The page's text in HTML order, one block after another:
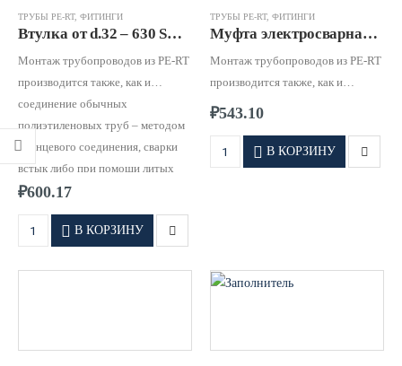
ТРУБЫ PE-RT, ФИТИНГИ
Втулка от d.32 – 630 SDR 6 – 11 PE-RT
Монтаж трубопроводов из PE-RT
производится также, как и
соединение обычных
полиэтиленовых труб – методом
фланцевого соединения, сварки
встык либо при помощи литых
или электросварных фитингов.
₽600.17
В КОРЗИНУ
ТРУБЫ PE-RT, ФИТИНГИ
Муфта электросварная от d.20 – 400 SDR 11 PE-RT
Монтаж трубопроводов из PE-RT
производится также, как и
соединение обычных
фланцевого соединения, сварки
встык либо при помощи литых
₽543.10
В КОРЗИНУ